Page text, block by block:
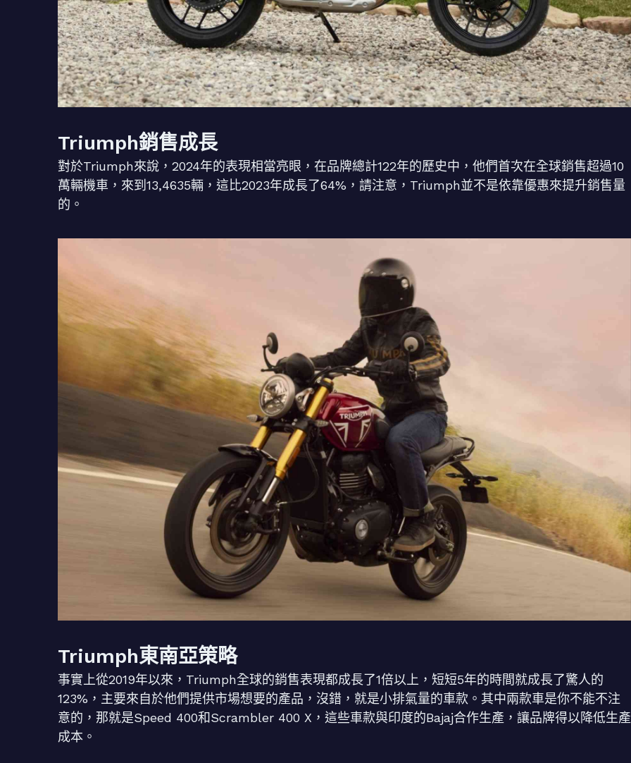
Triumph銷售成長
對於Triumph來說，2024年的表現相當亮眼，在品牌總計122年的歷史中，他們首次在全球銷售超過10
萬輛機車，來到13,4635輛，這比2023年成長了64%，請注意，Triumph並不是依靠優惠來提升銷售量
的。
Triumph東南亞策略
事實上從2019年以來，Triumph全球的銷售表現都成長了1倍以上，短短5年的時間就成長了驚人的
123%，主要來自於他們提供市場想要的產品，沒錯，就是小排氣量的車款。其中兩款車是你不能不注
意的，那就是Speed 400和Scrambler 400 X，這些車款與印度的Bajaj合作生產，讓品牌得以降低生產
成本。